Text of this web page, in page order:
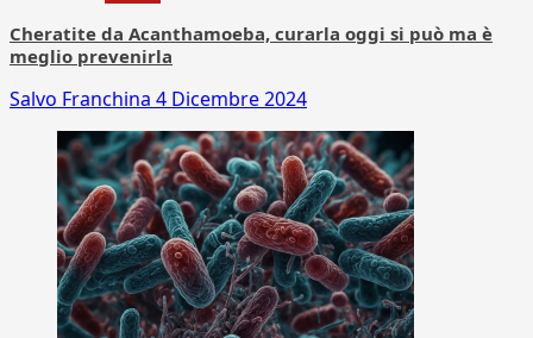
Cheratite da Acanthamoeba, curarla oggi si può ma è
meglio prevenirla
Salvo Franchina 4 Dicembre 2024